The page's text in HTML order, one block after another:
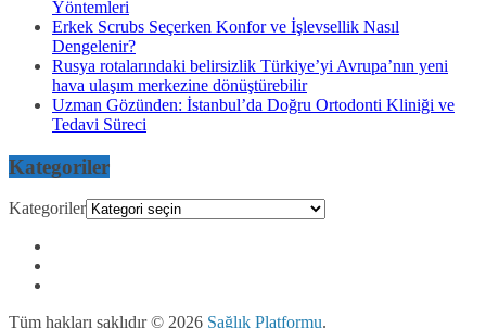
Yöntemleri
Erkek Scrubs Seçerken Konfor ve İşlevsellik Nasıl
Dengelenir?
Rusya rotalarındaki belirsizlik Türkiye’yi Avrupa’nın yeni
hava ulaşım merkezine dönüştürebilir
Uzman Gözünden: İstanbul’da Doğru Ortodonti Kliniği ve
Tedavi Süreci
Kategoriler
Kategoriler
Tüm hakları saklıdır © 2026 Sağlık Platformu.